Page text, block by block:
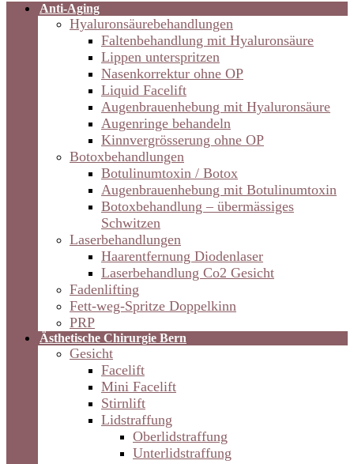
Anti-Aging
Hyaluronsäurebehandlungen
Faltenbehandlung mit Hyaluronsäure
Lippen unterspritzen
Nasenkorrektur ohne OP
Liquid Facelift
Augenbrauenhebung mit Hyaluronsäure
Augenringe behandeln
Kinnvergrösserung ohne OP
Botoxbehandlungen
Botulinumtoxin / Botox
Augenbrauenhebung mit Botulinumtoxin
Botoxbehandlung – übermässiges
Schwitzen
Laserbehandlungen
Haarentfernung Diodenlaser
Laserbehandlung Co2 Gesicht
Fadenlifting
Fett-weg-Spritze Doppelkinn
PRP
Ästhetische Chirurgie Bern
Gesicht
Facelift
Mini Facelift
Stirnlift
Lidstraffung
Oberlidstraffung
Unterlidstraffung